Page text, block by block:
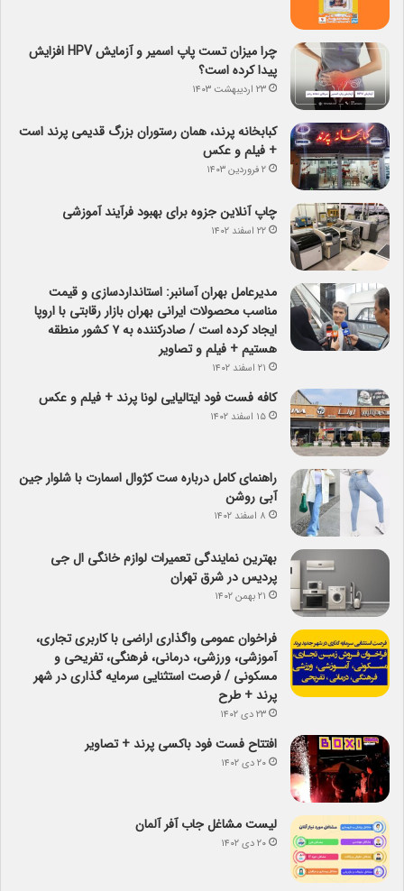
چرا میزان تست پاپ اسمیر و آزمایش HPV افزایش
پیدا کرده است؟
۲۳ اردیبهشت ۱۴۰۳
کبابخانه پرند، همان رستوران بزرگ قدیمی پرند است
+ فیلم و عکس
۲ فروردین ۱۴۰۳
چاپ آنلاین جزوه برای بهبود فرآیند آموزشی
۲۲ اسفند ۱۴۰۲
مدیرعامل بهران آسانبر: استانداردسازی و قیمت
مناسب محصولات ایرانی بهران بازار رقابتی با اروپا
ایجاد کرده است / صادرکننده به ۷ کشور منطقه
هستیم + فیلم و تصاویر
۲۱ اسفند ۱۴۰۲
کافه فست فود ایتالیایی لونا پرند + فیلم و عکس
۱۵ اسفند ۱۴۰۲
راهنمای کامل درباره ست کژوال اسمارت با شلوار جین
آبی روشن
۸ اسفند ۱۴۰۲
بهترین نمایندگی تعمیرات لوازم خانگی ال جی
پردیس در شرق تهران
۲۱ بهمن ۱۴۰۲
فراخوان عمومی واگذاری اراضی با کاربری تجاری،
آموزشی، ورزشی، درمانی، فرهنگی، تفریحی و
مسکونی / فرصت استثنایی سرمایه گذاری در شهر
پرند + طرح
۲۳ دی ۱۴۰۲
افتتاح فست فود باکسی پرند + تصاویر
۲۰ دی ۱۴۰۲
لیست مشاغل جاب آفر آلمان
۲۰ دی ۱۴۰۲